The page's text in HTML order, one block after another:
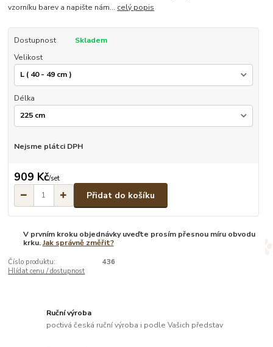
vzorníku barev a napište nám... celý popis
Dostupnost
Skladem
Velikost
Délka
Nejsme plátci DPH
909 Kč/set
Přidat do košíku
V prvním kroku objednávky uveďte prosím přesnou míru obvodu
krku.Jak správně změřit?
Číslo produktu:
436
Hlídat cenu / dostupnost
Ruční výroba
poctivá česká ruční výroba i podle Vašich představ